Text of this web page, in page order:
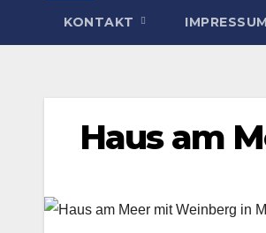
KONTAKT IMPRESSUM
Haus am